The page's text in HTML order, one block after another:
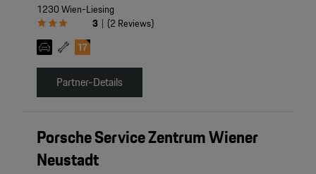
1230 Wien-Liesing
3 | (2 Reviews)
Partner-Details
Porsche Service Zentrum Wiener
Neustadt